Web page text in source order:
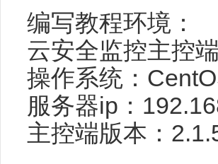
编写教程环境：
云安全监控主控端
操作系统：
服务器ip：
主控端版本：